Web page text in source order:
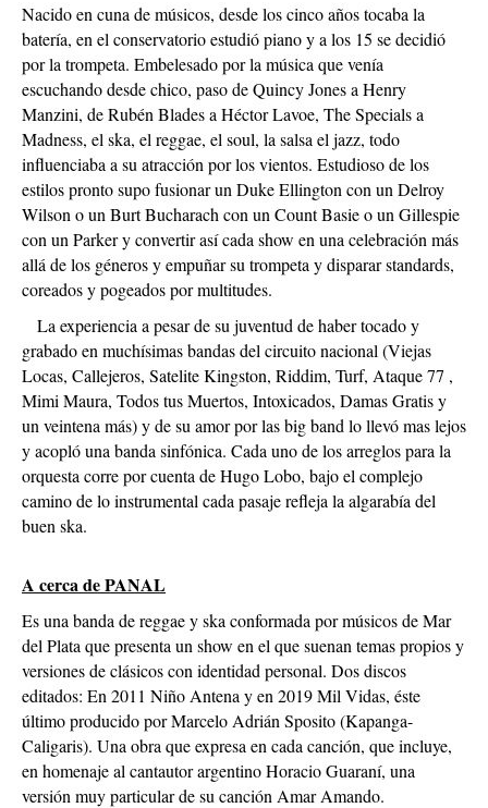
Nacido en cuna de músicos, desde los cinco años tocaba la
batería, en el conservatorio estudió piano y a los 15 se decidió
por la trompeta. Embelesado por la música que venía
escuchando desde chico, paso de Quincy Jones a Henry
Manzini, de Rubén Blades a Héctor Lavoe, The Specials a
Madness, el ska, el reggae, el soul, la salsa el jazz, todo
influenciaba a su atracción por los vientos. Estudioso de los
estilos pronto supo fusionar un Duke Ellington con un Delroy
Wilson o un Burt Bucharach con un Count Basie o un Gillespie
con un Parker y convertir así cada show en una celebración más
allá de los géneros y empuñar su trompeta y disparar standards,
coreados y pogeados por multitudes.
La experiencia a pesar de su juventud de haber tocado y
grabado en muchísimas bandas del circuito nacional (Viejas
Locas, Callejeros, Satelite Kingston, Riddim, Turf, Ataque 77 ,
Mimi Maura, Todos tus Muertos, Intoxicados, Damas Gratis y
un veintena más) y de su amor por las big band lo llevó mas lejos
y acopló una banda sinfónica. Cada uno de los arreglos para la
orquesta corre por cuenta de Hugo Lobo, bajo el complejo
camino de lo instrumental cada pasaje refleja la algarabía del
buen ska.
A cerca de PANAL
Es una banda de reggae y ska conformada por músicos de Mar
del Plata que presenta un show en el que suenan temas propios y
versiones de clásicos con identidad personal. Dos discos
editados: En 2011 Niño Antena y en 2019 Mil Vidas, éste
último producido por Marcelo Adrián Sposito (Kapanga-
Caligaris). Una obra que expresa en cada canción, que incluye,
en homenaje al cantautor argentino Horacio Guaraní, una
versión muy particular de su canción Amar Amando.